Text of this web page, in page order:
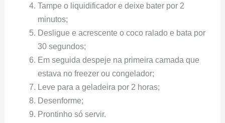
Tampe o liquidificador e deixe bater por 2
minutos;
Desligue e acrescente o coco ralado e bata por
30 segundos;
Em seguida despeje na primeira camada que
estava no freezer ou congelador;
Leve para a geladeira por 2 horas;
Desenforme;
Prontinho só servir.